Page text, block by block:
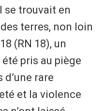
se trouvait en
terres, non loin
(RN 18), un
pris au piège
rare
et la violence